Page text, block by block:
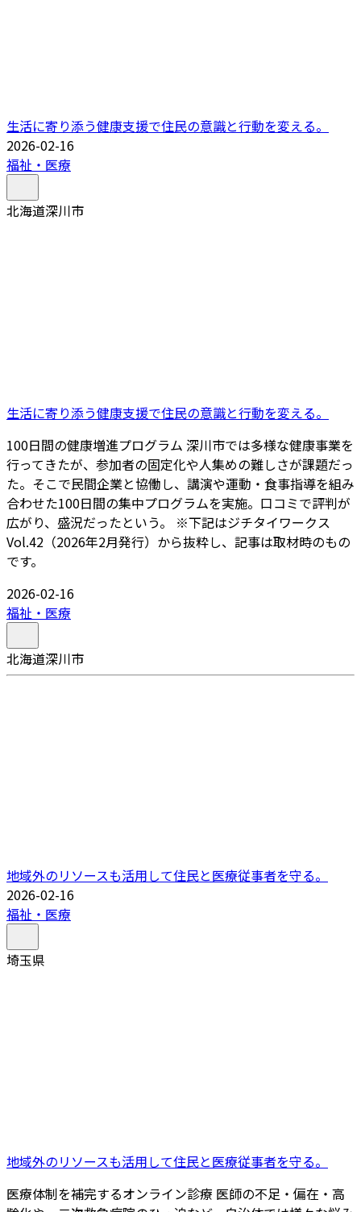
生活に寄り添う健康支援で住民の意識と行動を変える。
2026-02-16
福祉・医療
北海道深川市
生活に寄り添う健康支援で住民の意識と行動を変える。
100日間の健康増進プログラム 深川市では多様な健康事業を
行ってきたが、参加者の固定化や人集めの難しさが課題だっ
た。そこで民間企業と協働し、講演や運動・食事指導を組み
合わせた100日間の集中プログラムを実施。口コミで評判が
広がり、盛況だったという。 ※下記はジチタイワークス
Vol.42（2026年2月発行）から抜粋し、記事は取材時のもの
です。
2026-02-16
福祉・医療
北海道深川市
地域外のリソースも活用して住民と医療従事者を守る。
2026-02-16
福祉・医療
埼玉県
地域外のリソースも活用して住民と医療従事者を守る。
医療体制を補完するオンライン診療 医師の不足・偏在・高